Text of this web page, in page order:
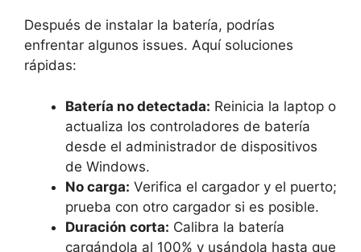
Después de instalar la batería, podrías
enfrentar algunos issues. Aquí soluciones
rápidas:
Batería no detectada: Reinicia la laptop o
actualiza los controladores de batería
desde el administrador de dispositivos
de Windows.
No carga: Verifica el cargador y el puerto;
prueba con otro cargador si es posible.
Duración corta: Calibra la batería
cargándola al 100% y usándola hasta que